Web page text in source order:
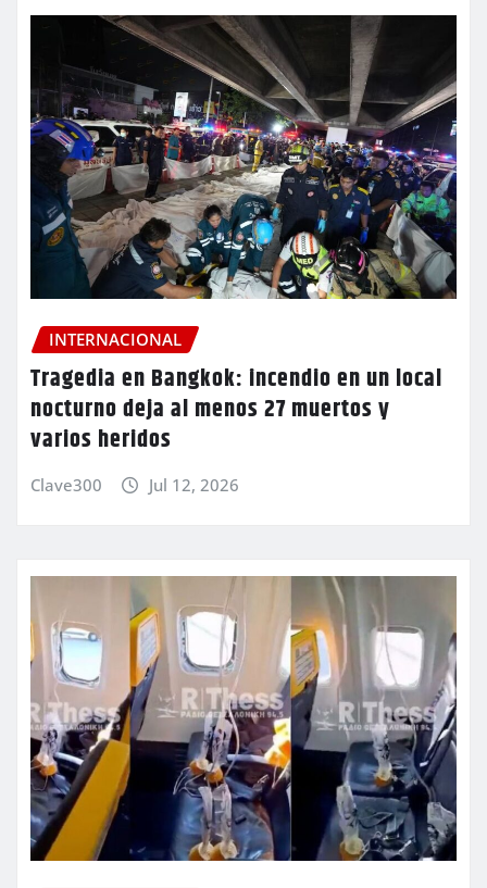
INTERNACIONAL
Tragedia en Bangkok: incendio en un local
nocturno deja al menos 27 muertos y
varios heridos
Clave300 Jul 12, 2026